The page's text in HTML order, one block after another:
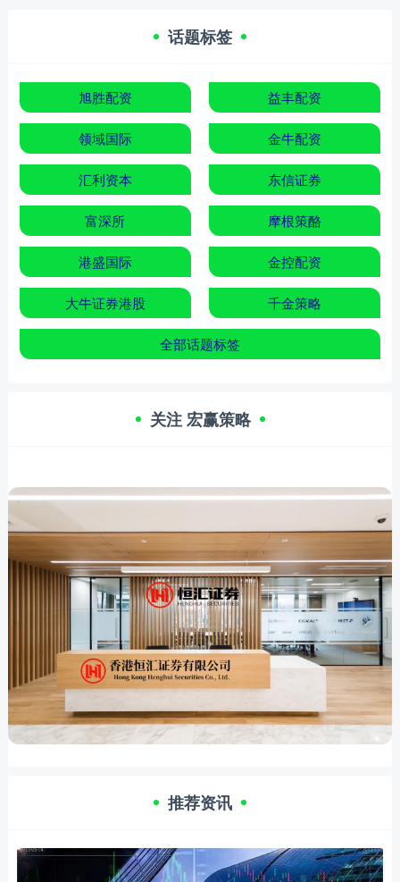
话题标签
旭胜配资 益丰配资
领域国际 金牛配资
汇利资本 东信证券
富深所 摩根策酪
港盛国际 金控配资
大牛证券港股 千金策略
全部话题标签
关注 宏赢策略
推荐资讯